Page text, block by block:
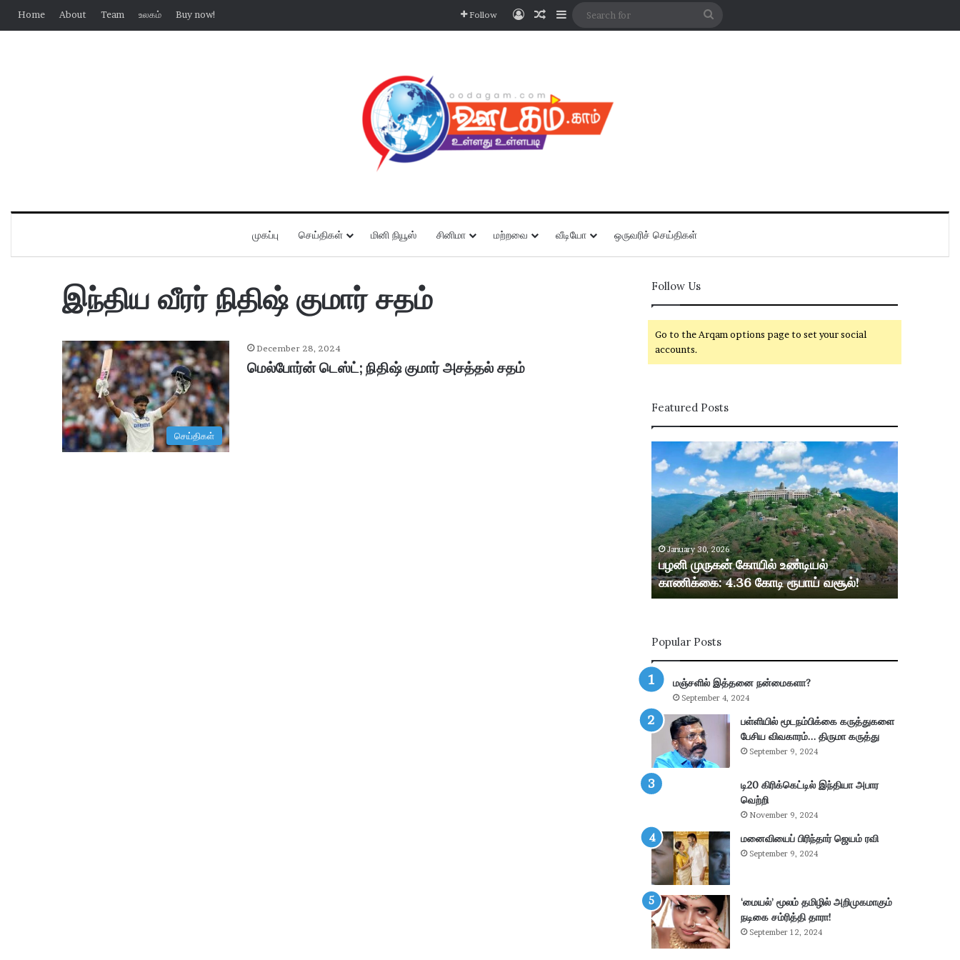
Home About Team உலகம் Buy now! Follow Log InRandom Article
Sidebar
முகப்பு செய்திகள் மினி நியூஸ் சினிமா மற்றவை வீடியோ ஒருவரிச் செய்திகள்
இந்திய வீரர் நிதிஷ் குமார் சதம்
செய்திகள்
December 28, 2024
மெல்போர்ன் டெஸ்ட்; நிதிஷ் குமார் அசத்தல் சதம்
Follow Us
Go to the Arqam options page to set your social
accounts.
Featured Posts
ழ
மு
ன்
கோ
யி
ல்
உ
ய
ல்
கா
ணி
கை
:
.
3
6
ரூ
பா
ய்
வ
சூ
ல்
!
January 30, 2026
பழனி முருகன் கோயில் உண்டியல்
காணிக்கை: 4.36 கோடி ரூபாய் வசூல்!
Popular Posts
மஞ்சளில் இத்தனை நன்மைகளா?
September 4, 2024
பள்ளியில் மூடநம்பிக்கை கருத்துகளை
பேசிய விவகாரம்… திருமா கருத்து
September 9, 2024
டி20 கிரிக்கெட்டில் இந்தியா அபார
வெற்றி
November 9, 2024
மனைவியைப் பிரிந்தார் ஜெயம் ரவி
September 9, 2024
‘மையல்’ மூலம் தமிழில் அறிமுகமாகும்
நடிகை சம்ரித்தி தாரா!
September 12, 2024